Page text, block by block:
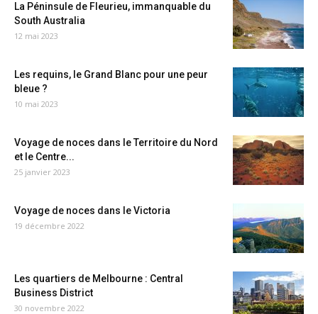
La Péninsule de Fleurieu, immanquable du
South Australia
12 mai 2023
Les requins, le Grand Blanc pour une peur
bleue ?
10 mai 2023
Voyage de noces dans le Territoire du Nord
et le Centre...
25 janvier 2023
Voyage de noces dans le Victoria
19 décembre 2022
Les quartiers de Melbourne : Central
Business District
30 novembre 2022